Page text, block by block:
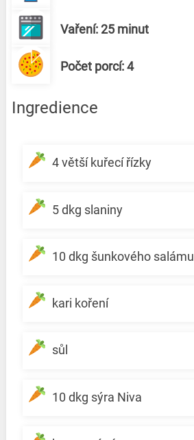
Vaření: 25 minut
Počet porcí: 4
Ingredience
4 větší kuřecí řízky
5 dkg slaniny
10 dkg šunkového salámu
kari koření
sůl
10 dkg sýra Niva